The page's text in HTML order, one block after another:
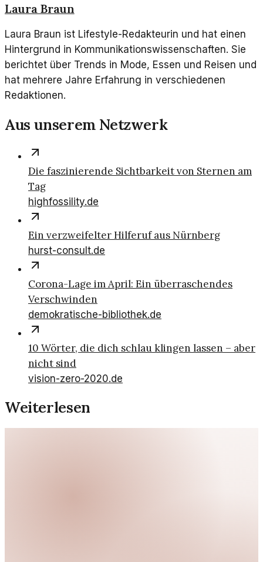
Laura Braun
Laura Braun ist Lifestyle-Redakteurin und hat einen
Hintergrund in Kommunikationswissenschaften. Sie
berichtet über Trends in Mode, Essen und Reisen und
hat mehrere Jahre Erfahrung in verschiedenen
Redaktionen.
Aus unserem Netzwerk
Die faszinierende Sichtbarkeit von Sternen am
Tag
highfossility.de
Ein verzweifelter Hilferuf aus Nürnberg
hurst-consult.de
Corona-Lage im April: Ein überraschendes
Verschwinden
demokratische-bibliothek.de
10 Wörter, die dich schlau klingen lassen – aber
nicht sind
vision-zero-2020.de
Weiterlesen